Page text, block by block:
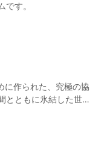
す。
に作られた、究極の協
とともに氷結した世界